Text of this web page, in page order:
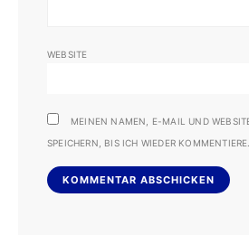
WEBSITE
MEINEN NAMEN, E-MAIL UND
SPEICHERN, BIS ICH WIEDER KOMMENTIERE.